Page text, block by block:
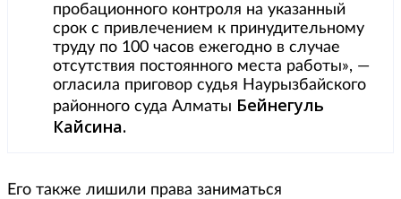
пробационного контроля на указанный
срок с привлечением к принудительному
труду по 100 часов ежегодно в случае
отсутствия постоянного места работы», —
огласила приговор судья Наурызбайского
районного суда Алматы Бейнегуль
Кайсина.
Его также лишили права заниматься